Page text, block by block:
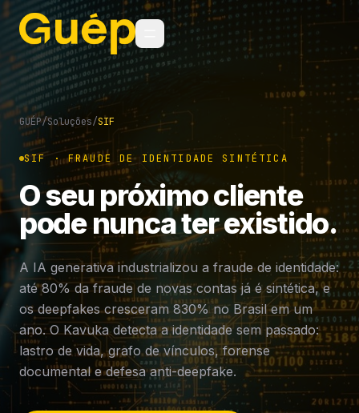
GUÉP/Soluções/SIF
SIF · FRAUDE DE IDENTIDADE SINTÉTICA
O seu próximo cliente
pode nunca ter existido.
A IA generativa industrializou a fraude de identidade:
até 80% da fraude de novas contas já é sintética, e
os deepfakes cresceram 830% no Brasil em um
ano. O Kavuka detecta a identidade sem passado:
lastro de vida, grafo de vínculos, forense
documental e defesa anti-deepfake.